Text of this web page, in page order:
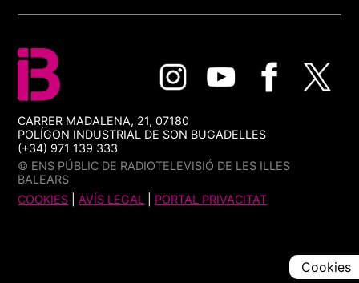
CARRER MADALENA, 21, 07180
POLÍGON INDUSTRIAL DE SON BUGADELLES
(+34) 971 139 333
© ENS PÚBLIC DE RADIOTELEVISIÓ DE LES ILLES
BALEARS
COOKIES |AVÍS LEGAL PORTAL PRIVACITAT
Cookies